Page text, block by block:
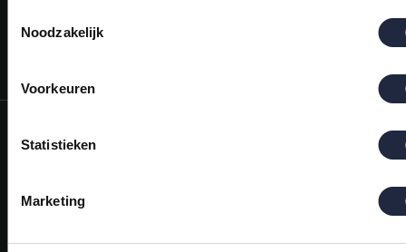
Noodzakelijk
Voorkeuren
Statistieken
Marketing
Categorieën